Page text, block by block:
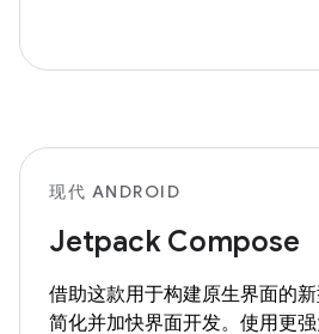
现代 ANDROID
Jetpack Compose
借助这款用于构建原生界面的
简化并加快界面开发。使用更